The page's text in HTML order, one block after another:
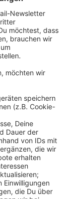
einer
gegen
die